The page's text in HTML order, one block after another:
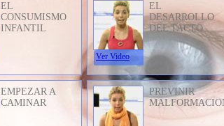
EL
CONSUMISMO
INFANTIL
Ver Video
EL
DESARROLLO
DEL TACTO
EMPEZAR A
CAMINAR
PREVINIR